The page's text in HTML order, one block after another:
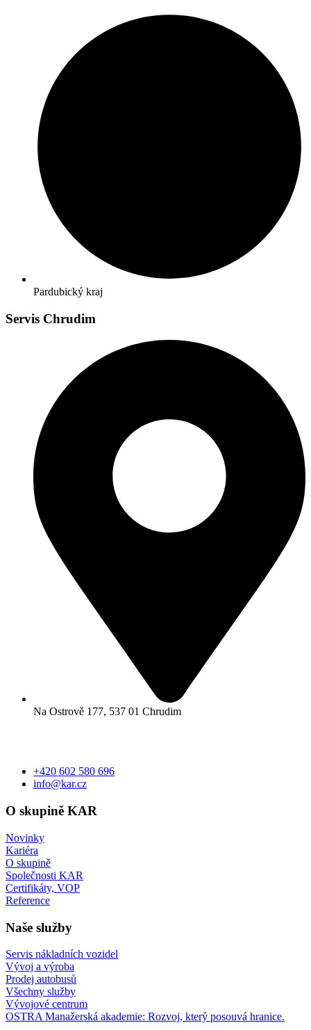
Pardubický kraj
Servis Chrudim
Na Ostrově 177, 537 01 Chrudim
+420 602 580 696
info@kar.cz
O skupině KAR
Novinky
Kariéra
O skupině
Společnosti KAR
Certifikáty, VOP
Reference
Naše služby
Servis nákladních vozidel
Vývoj a výroba
Prodej autobusů
Všechny služby
Vývojové centrum
OSTRA Manažerská akademie: Rozvoj, který posouvá hranice.